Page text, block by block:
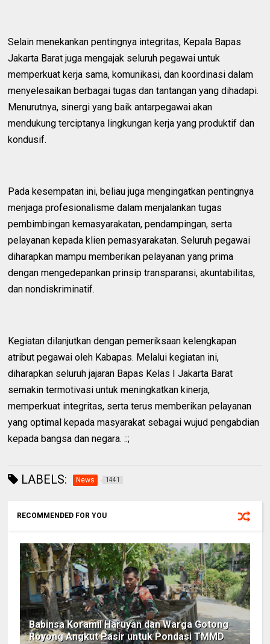
Selain menekankan pentingnya integritas, Kepala Bapas
Jakarta Barat juga mengajak seluruh pegawai untuk
memperkuat kerja sama, komunikasi, dan koordinasi dalam
menyelesaikan berbagai tugas dan tantangan yang dihadapi.
Menurutnya, sinergi yang baik antarpegawai akan
mendukung terciptanya lingkungan kerja yang produktif dan
kondusif.
Pada kesempatan ini, beliau juga mengingatkan pentingnya
menjaga profesionalisme dalam menjalankan tugas
pembimbingan kemasyarakatan, pendampingan, serta
pelayanan kepada klien pemasyarakatan. Seluruh pegawai
diharapkan mampu memberikan pelayanan yang prima
dengan mengedepankan prinsip transparansi, akuntabilitas,
dan nondiskriminatif.
Kegiatan dilanjutkan dengan pemeriksaan kelengkapan
atribut pegawai oleh Kabapas. Melalui kegiatan ini,
diharapkan seluruh jajaran Bapas Kelas I Jakarta Barat
semakin termotivasi untuk meningkatkan kinerja,
memperkuat integritas, serta terus memberikan pelayanan
yang optimal kepada masyarakat sebagai wujud pengabdian
kepada bangsa dan negara. ::;
LABELS: News 1441
RECOMMENDED FOR YOU
Babinsa Koramil Haruyan dan Warga Gotong
Royong Angkut Pasir untuk Pondasi TMMD